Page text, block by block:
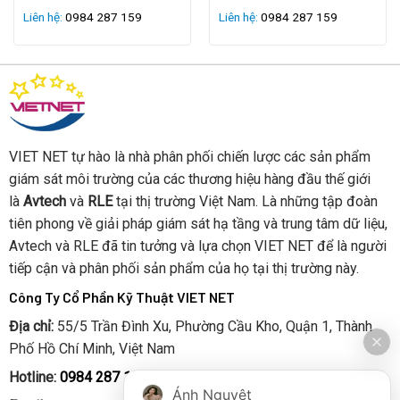
vấn đề sống còn. Hệ thống của AVTECH cung cấp một giải
Giám sát nhiệt độ và độ ẩm:
động trong dải nhiệt an toàn,
Giám sát nguồn điện:Phát hiện ngay lập tức sự cố mất
điện để kích hoạt máy phát hoặc quy trình tắt máy an
toàn.
An ninh vật lý:Tích hợp cảm biến âm thanh,ánh sáng
và
cảm biến mở cửa.Tính năng này cực kỳ hữu ích cho
cách ly, kho dược phẩm.
Giám sát luồng không khí (Airflow):
Liên hệ: 0984 287 159 Liên hệ: 0984 287 159
VIET NET tự hào là nhà phân phối chiến lược các sản phẩm
giám sát môi trường của các thương hiệu hàng đầu thế giới
là Avtechvà RLEtại thị trường Việt Nam. Là những tập đoàn
tiên phong về giải pháp giám sát hạ tầng và trung tâm dữ liệu,
Avtech và RLE đã tin tưởng và lựa chọn VIET NET để là người
tiếp cận và phân phối sản phẩm của họ tại thị trường này.
Công Ty Cổ Phần Kỹ Thuật VIET NET
Địa chỉ:55/5 Trần Đình Xu, Phường Cầu Kho, Quận 1, Thành
Phố Hồ Chí Minh, Việt Nam
Hotline: 0984 287 159
Ánh Nguyệt